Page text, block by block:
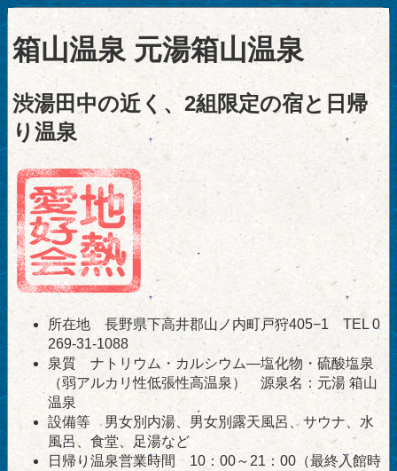
箱山温泉 元湯箱山温泉
渋湯田中の近く、2組限定の宿と日帰
り温泉
所在地 長野県下高井郡山ノ内町戸狩405−1 TEL 0
269-31-1088
泉質 ナトリウム・カルシウム―塩化物・硫酸塩泉
（弱アルカリ性低張性高温泉） 源泉名：元湯 箱山
温泉
設備等 男女別内湯、男女別露天風呂、サウナ、水
風呂、食堂、足湯など
日帰り温泉営業時間 10：00～21：00（最終入館時